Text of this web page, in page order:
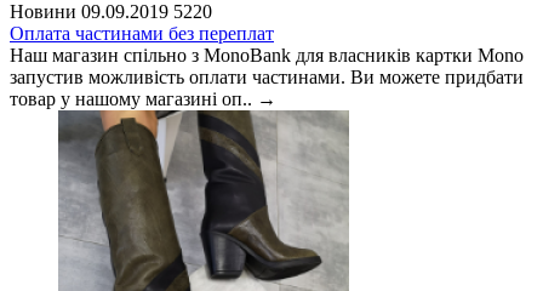
Новини 09.09.2019 5220
Оплата частинами без переплат
Наш магазин спільно з MonoBank для власників картки Mono
запустив можливість оплати частинами. Ви можете придбати
товар у нашому магазині оп.. →